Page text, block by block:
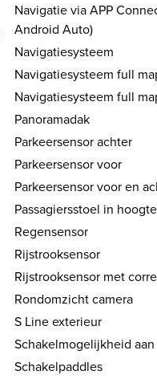
Navigatie via APP
Android Auto)
Navigatiesysteem
Navigatiesysteem full
Navigatiesysteem full
Panoramadak
Parkeersensor achter
Parkeersensor voor
Parkeersensor voor en
Passagiersstoel in
Regensensor
Rijstrooksensor
Rijstrooksensor met
Rondomzicht camera
S Line exterieur
Schakelmogelijkheid
Schakelpaddles